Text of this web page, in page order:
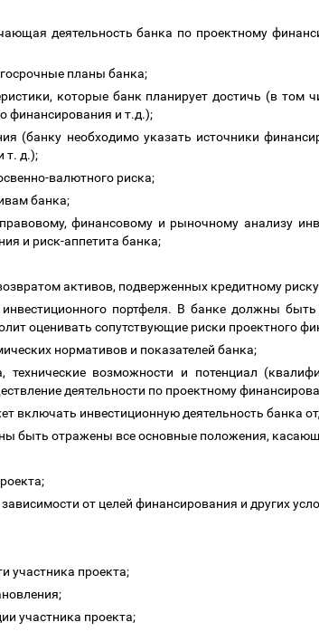
деятельность банка по проектному
планы банка;
которые банк планирует достичь (в том
финансирования и т.д.);
(банку необходимо указать источники
т. д.);
валютного риска;
банка;
финансовому и рыночному анализу
и риск-аппетита банка;
активов, подверженных кредитному
портфеля. В банке должны
оценивать сопутствующие риски проектного
нормативов и показателей банка;
технические возможности и потенциал
деятельности по проектному
включать инвестиционную деятельность банка
быть отражены все основные положения,
от целей финансирования и других
участника проекта;
участника проекта;